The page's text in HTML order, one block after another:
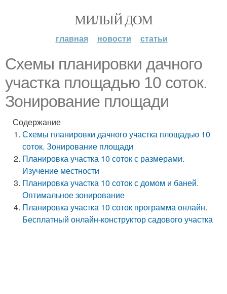
МИЛЫЙ ДОМ
главная новости статьи
Схемы планировки дачного
участка площадью 10 соток.
Зонирование площади
Содержание
Схемы планировки дачного участка площадью 10
соток. Зонирование площади
Планировка участка 10 соток с размерами.
Изучение местности
Планировка участка 10 соток с домом и баней.
Оптимальное зонирование
Планировка участка 10 соток программа онлайн.
Бесплатный онлайн-конструктор садового участка